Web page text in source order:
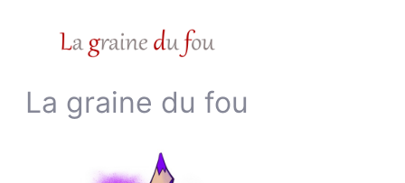
La graine du fou